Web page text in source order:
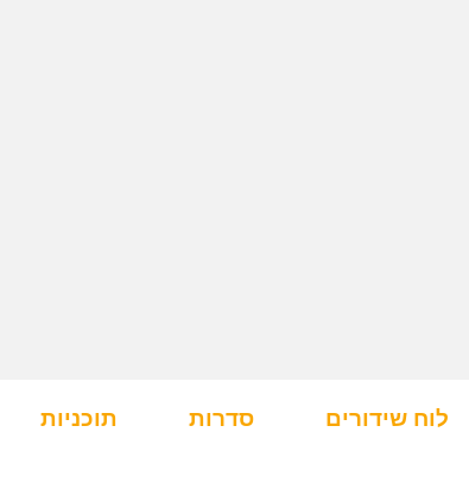
לוח שידורים סדרות תוכניות